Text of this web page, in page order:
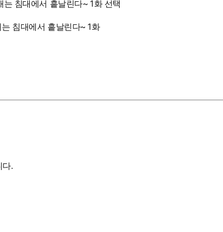
침대에서 흩날린다~ 1화 선택
침대에서 흩날린다~ 1화
다.